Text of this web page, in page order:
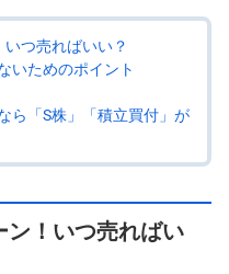
つ売ればいい？
いためのポイント
ら「S株」「積立買付」が
！いつ売ればい